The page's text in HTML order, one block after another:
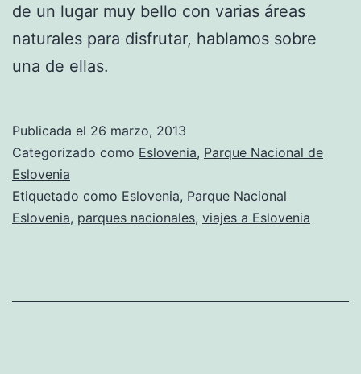
de un lugar muy bello con varias áreas
naturales para disfrutar, hablamos sobre
una de ellas.
Publicada el 26 marzo, 2013
Categorizado como Eslovenia, Parque Nacional de
Eslovenia
Etiquetado como Eslovenia, Parque Nacional
Eslovenia, parques nacionales, viajes a Eslovenia